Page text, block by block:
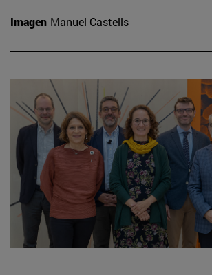
Imagen Manuel Castells